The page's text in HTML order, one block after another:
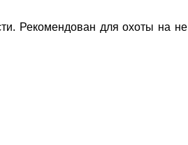
Рекомендован для охоты на не